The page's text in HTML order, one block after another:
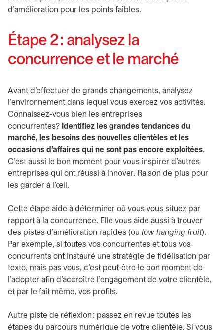
d’amélioration pour les points faibles.
Étape 2 : analysez la
concurrence et le marché
Avant d’effectuer de grands changements, analysez
l’environnement dans lequel vous exercez vos activités.
Connaissez-vous bien les entreprises
concurrentes? Identifiez les grandes tendances du
marché, les besoins des nouvelles clientèles et les
occasions d’affaires qui ne sont pas encore exploitées.
C’est aussi le bon moment pour vous inspirer d’autres
entreprises qui ont réussi à innover. Raison de plus pour
les garder à l’œil.
Cette étape aide à déterminer où vous vous situez par
rapport à la concurrence. Elle vous aide aussi à trouver
des pistes d’amélioration rapides (ou low hanging fruit).
Par exemple, si toutes vos concurrentes et tous vos
concurrents ont instauré une stratégie de fidélisation par
texto, mais pas vous, c’est peut-être le bon moment de
l’adopter afin d’accroître l’engagement de votre clientèle,
et par le fait même, vos profits.
Autre piste de réflexion : passez en revue toutes les
étapes du parcours numérique de votre clientèle. Si vous